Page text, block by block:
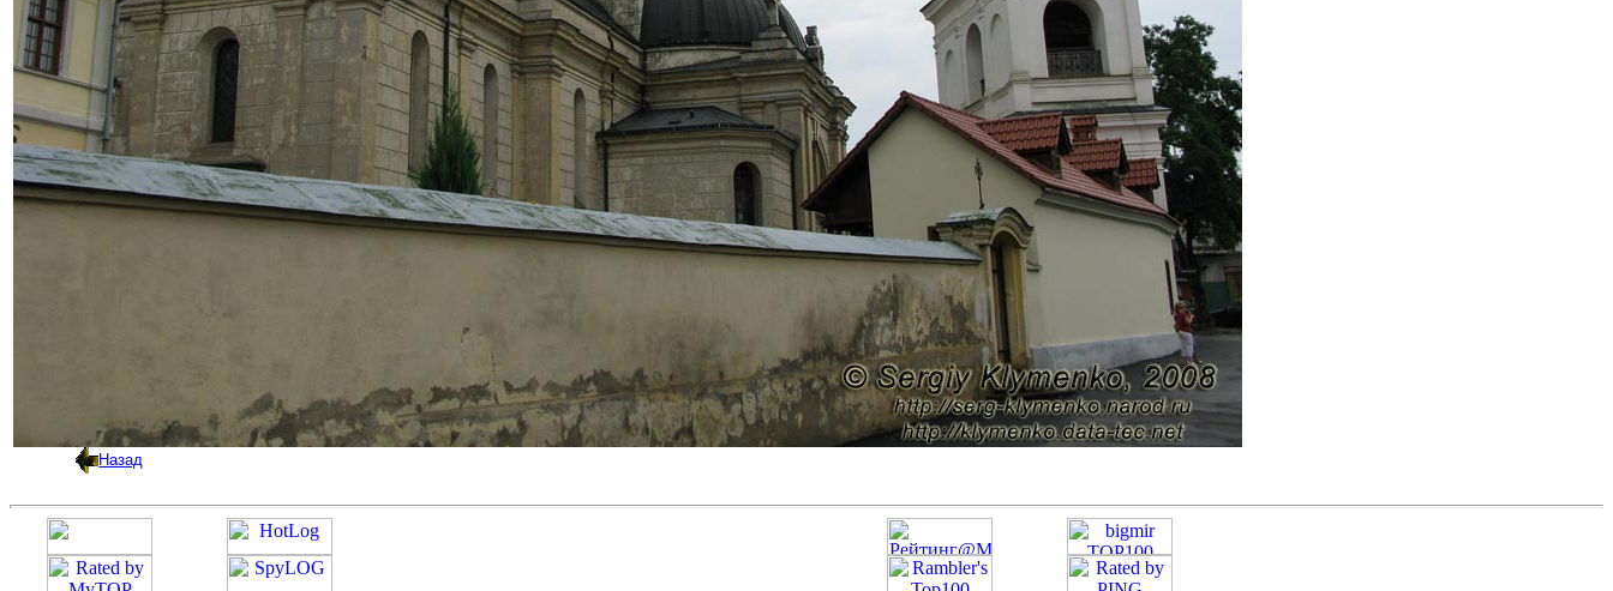
Назад